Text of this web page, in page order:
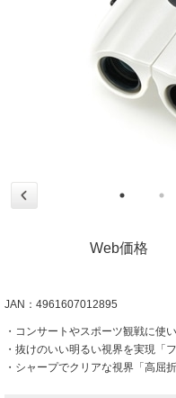
Web価格
JAN：4961607012895
・コンサートやスポーツ観戦に使
・抜けのいい明るい視界を実現「
・シャープでクリアな視界「高屈